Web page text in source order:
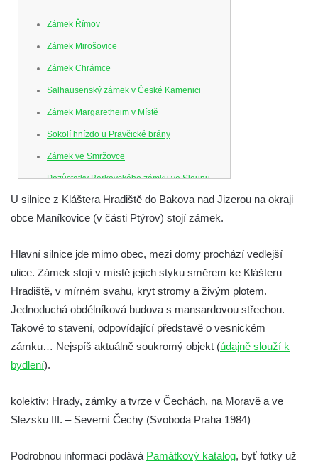
Zámek Římov
Zámek Mirošovice
Zámek Chrámce
Salhausenský zámek v České Kamenici
Zámek Margaretheim v Místě
Sokolí hnízdo u Pravčické brány
Zámek ve Smržovce
Pozůstatky Berkovského zámku ve Sloupu
v Čechách
Letohrádek Ostrov
Zámek Bischofstein (Skála) v Teplicích nad
Zámek Teplice
Zámek Bílina
Zámek Roztoky u Prahy
Zámek Nový Hrad v Jimlíně
U silnice z Kláštera Hradiště do Bakova nad Jizerou na okraji
obce Maníkovice (v části Ptýrov) stojí zámek.
Hlavní silnice jde mimo obec, mezi domy prochází vedlejší
ulice. Zámek stojí v místě jejich styku směrem ke Klášteru
Hradiště, v mírném svahu, kryt stromy a živým plotem.
Jednoduchá obdélníková budova s mansardovou střechou.
Takové to stavení, odpovídající představě o vesnickém
zámku… Nejspíš aktuálně soukromý objekt (údajně slouží k
bydlení).
kolektiv: Hrady, zámky a tvrze v Čechách, na Moravě a ve
Slezsku III. – Severní Čechy (Svoboda Praha 1984)
Podrobnou informaci podává Památkový katalog, byť fotky už